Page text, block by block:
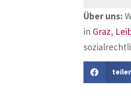
Über uns:
in Graz,